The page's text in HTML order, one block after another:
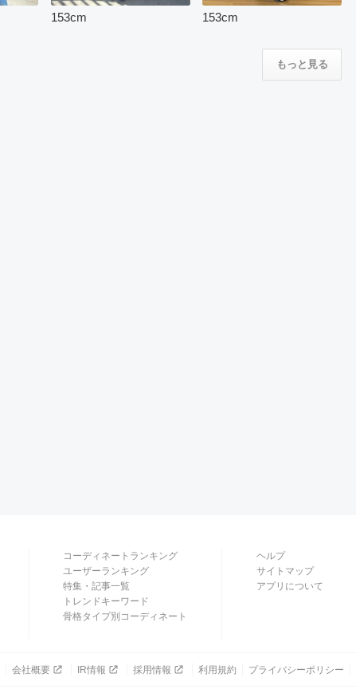
153cm 153cm
もっと見る
コーディネートランキング
ユーザーランキング
特集・記事一覧
トレンドキーワード
骨格タイプ別コーディネート
ヘルプ
サイトマップ
アプリについて
会社概要 IR情報 採用情報 利用規約 プライバシーポリシー